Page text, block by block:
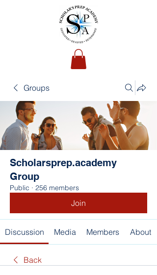
Groups
Scholarsprep.academy
Group
Public · 256 members
Join
Discussion Media Members About
Back